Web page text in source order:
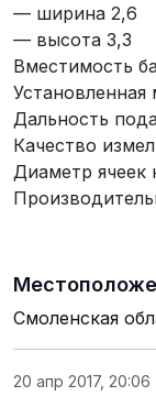
— ширина 2,6
— высота 3,3
Вместимость
Дальность
Качество
Диаметр ячеек
Смоленская
20 апр 2017, 20:06